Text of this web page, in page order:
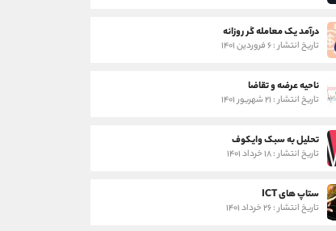
درآمد یک معامله گر روزانه
تاریخ انتشار : ۶ فروردین ۱۴۰۱
ناحیه عرضه و تقاضا
تاریخ انتشار : ۲۱ شهریور ۱۴۰۱
تحلیل به سبک وایکوف
تاریخ انتشار : ۱۸ خرداد ۱۴۰۱
ستاپ های ICT
تاریخ انتشار : ۲۶ خرداد ۱۴۰۱